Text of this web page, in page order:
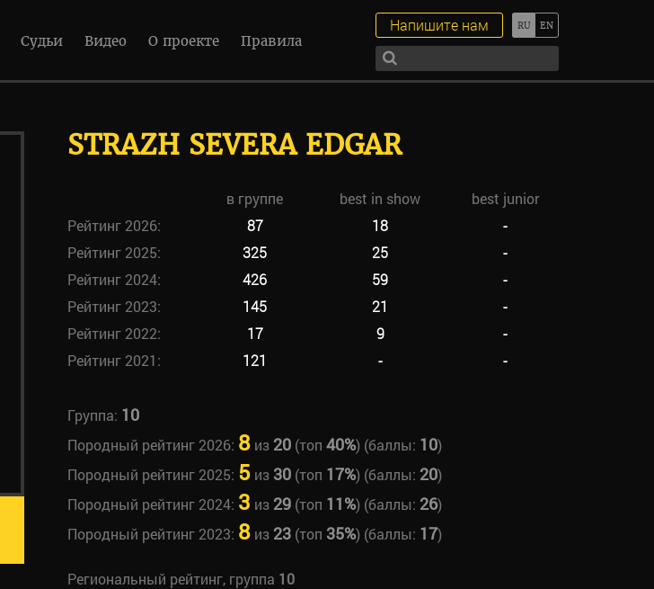
Судьи Видео О проекте Правила
Напишите нам
STRAZH SEVERA EDGAR
в группе best in show
best junior
Рейтинг 2026:
87 18
-
Рейтинг 2025:
325 25
-
Рейтинг 2024:
426 59
-
Рейтинг 2023:
145 21
-
Рейтинг 2022:
17 9
-
Рейтинг 2021:
121 - -
Группа: 10
Породный рейтинг 2026: 8из 20(топ 40%) (баллы: 10)
Породный рейтинг 2025: 5из 30(топ 17%) (баллы: 20)
Породный рейтинг 2024: 3 из 29(топ 11%) (баллы: 26)
Породный рейтинг 2023: 8из 23(топ 35%) (баллы: 17)
Региональный рейтинг, группа 10